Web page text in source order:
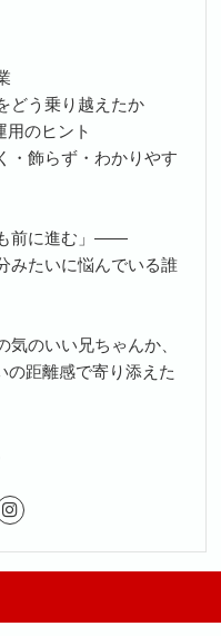
どう乗り越えたか
用のヒント
・飾らず・わかりやす
も前に進む」――
みたいに悩んでいる誰
のいい兄ちゃんか、
の距離感で寄り添えた